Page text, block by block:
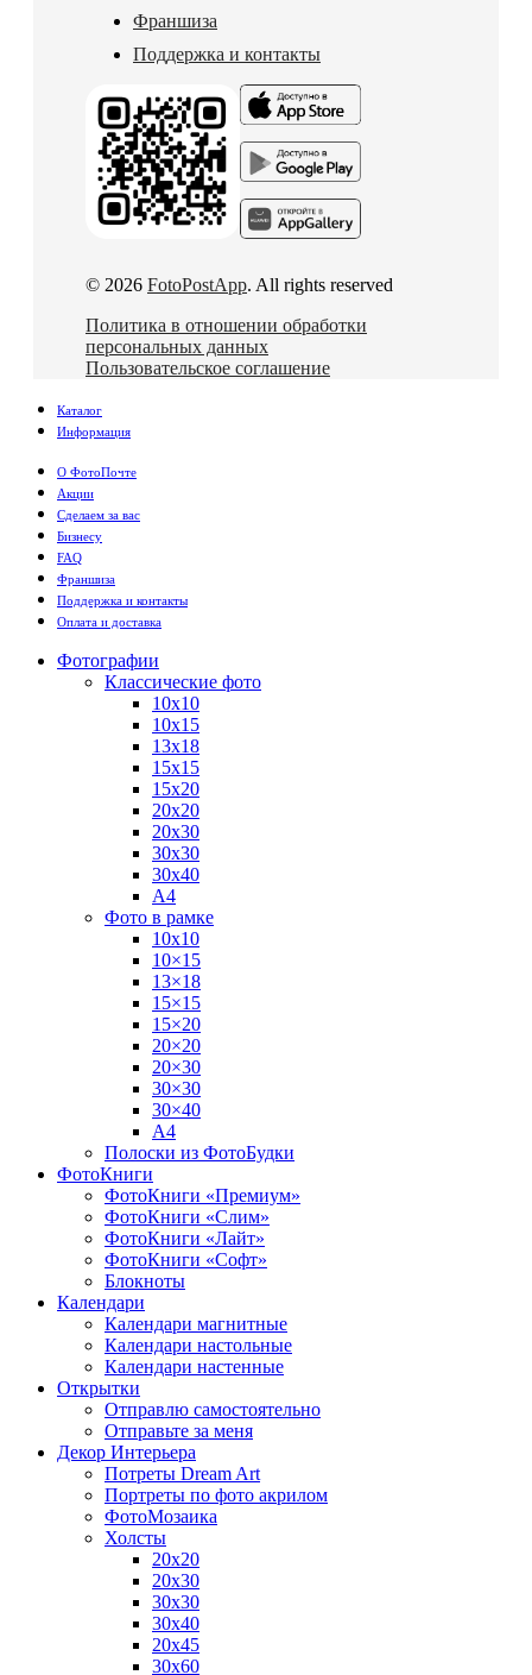
Франшиза
Поддержка и контакты
© 2026 FotoPostApp. All rights reserved
Политика в отношении обработки
персональных данных
Пользовательское соглашение
Каталог
Информация
О ФотоПочте
Акции
Сделаем за вас
Бизнесу
FAQ
Франшиза
Поддержка и контакты
Оплата и доставка
Фотографии
Классические фото
10х10
10х15
13х18
15х15
15х20
20х20
20х30
30х30
30х40
А4
Фото в рамке
10х10
10×15
13×18
15×15
15×20
20×20
20×30
30×30
30×40
A4
Полоски из ФотоБудки
ФотоКниги
ФотоКниги «Премиум»
ФотоКниги «Слим»
ФотоКниги «Лайт»
ФотоКниги «Софт»
Блокноты
Календари
Календари магнитные
Календари настольные
Календари настенные
Открытки
Отправлю самостоятельно
Отправьте за меня
Декор Интерьера
Потреты Dream Art
Портреты по фото акрилом
ФотоМозаика
Холсты
20х20
20х30
30х30
30х40
20х45
30х60